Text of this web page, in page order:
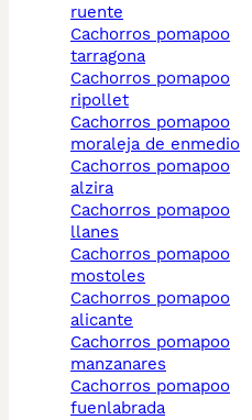
ruente
cachorros pomapoo
tarragona
cachorros pomapoo
ripollet
cachorros pomapoo
moraleja de enmedio
cachorros pomapoo
alzira
cachorros pomapoo
llanes
cachorros pomapoo
mostoles
cachorros pomapoo
alicante
cachorros pomapoo
manzanares
cachorros pomapoo
fuenlabrada